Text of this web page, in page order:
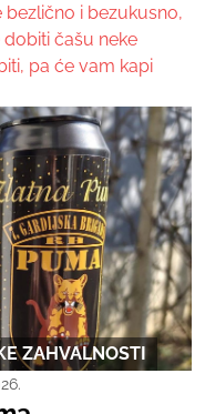
bezlično i bezukusno,
čašu neke
pa će vam kapi
ZAHVALNOSTI